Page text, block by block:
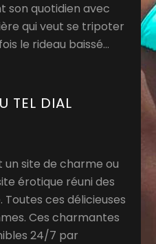
son quotidien avec
qui veut se tripoter
le rideau baissé…
TEL DIAL
un site de charme ou
érotique réuni des
ces délicieuses
Ces charmantes
24/7 par